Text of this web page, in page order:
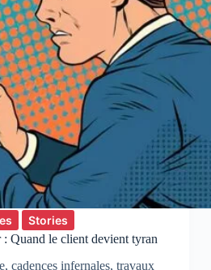
Stories
Quand le client devient tyran
cadences infernales, travaux